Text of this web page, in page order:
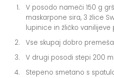
V posodo nameči 150 g
maskarpone sira, 3 žlice
lupinice in žličko vanilijeve
Vse skupaj dobro
V drugi posodi stepi 200
Stepeno smetano s